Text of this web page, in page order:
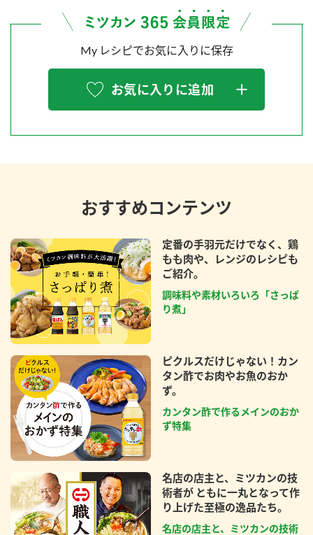
My レシピでお気に入りに保存
お気に入りに追加
おすすめコンテンツ
定番の手羽元だけでなく、鶏
もも肉や、レンジのレシピも
ご紹介。
調味料や素材いろいろ「さっぱ
り煮」
ピクルスだけじゃない！カン
タン酢でお肉やお魚のおか
ず。
カンタン酢で作るメインのおか
ず特集
名店の店主と、ミツカンの技
術者が ともに一丸となって作
り上げた至極の逸品たち。
名店の店主と、ミツカンの技術